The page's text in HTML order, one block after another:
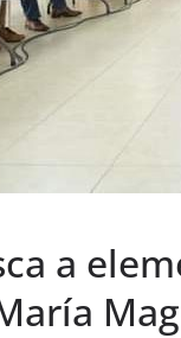
a